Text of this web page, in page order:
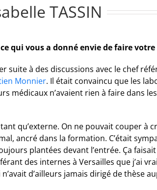
TASSIN
qui vous a donné envie de faire
suite à des discussions avec le chef
Monnier. Il était convaincu que les
médicaux n’avaient rien à faire dans
qu’externe. On ne pouvait couper à
ancré dans la formation. C’était
plantées devant l’entrée. Ça
des internes à Versailles que j’ai
d’ailleurs jamais dirigé de thèse